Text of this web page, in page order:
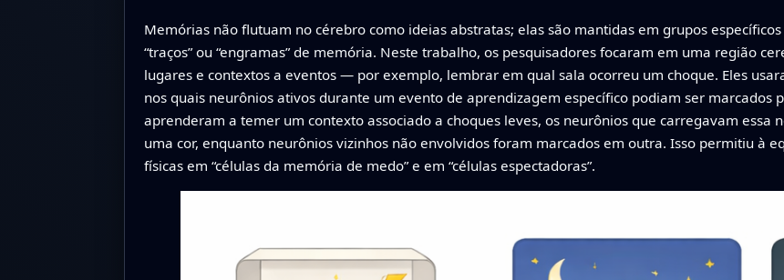
Memórias não flutuam no cérebro como ideias abstratas; elas são mantidas em grupos
“traços” ou “engramas” de memória. Neste trabalho, os pesquisadores focaram em uma região
lugares e contextos a eventos — por exemplo, lembrar em qual sala ocorreu um choque. Eles
nos quais neurônios ativos durante um evento de aprendizagem específico podiam ser marcados
aprenderam a temer um contexto associado a choques leves, os neurônios que carregavam
uma cor, enquanto neurônios vizinhos não envolvidos foram marcados em outra. Isso permitiu à
físicas em “células da memória de medo” e em “células espectadoras”.